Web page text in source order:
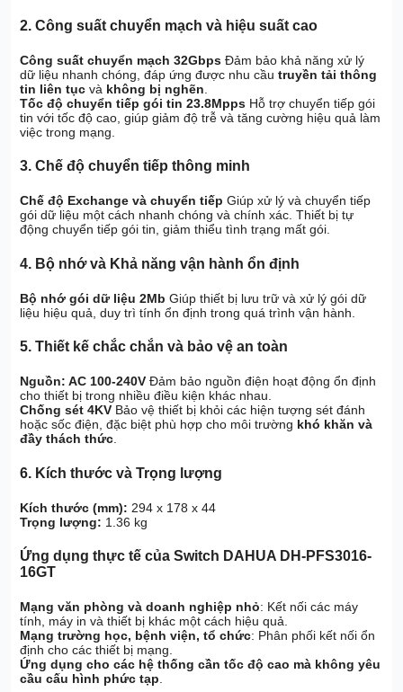
2. Công suất chuyển mạch và hiệu suất cao
Công suất chuyển mạch 32Gbps Đảm bảo khả năng xử lý
dữ liệu nhanh chóng, đáp ứng được nhu cầutruyền tải thông
tin liên tục và không bị nghẽn
Tốc độ chuyển tiếp gói tin 23.8Mpps Hỗ trợ chuyển tiếp gói
tin với tốc độ cao, giúp giảm độ trễ và tăng cường hiệu quả làm
việc trong mạng.
3. Chế độ chuyển tiếp thông minh
Chế độ Exchange và chuyển tiếp Giúp xử lý và chuyển tiếp
gói dữ liệu một cách nhanh chóng và chính xác. Thiết bị tự
động chuyển tiếp gói tin, giảm thiểu tình trạng mất gói.
4. Bộ nhớ và Khả năng vận hành ổn định
Bộ nhớ gói dữ liệu 2Mb Giúp thiết bị lưu trữ và xử lý gói dữ
liệu hiệu quả, duy trì tính ổn định trong quá trình vận hành.
5. Thiết kế chắc chắn và bảo vệ an toàn
Nguồn: AC 100-240V Đảm bảo nguồn điện hoạt động ổn định
cho thiết bị trong nhiều điều kiện khác nhau.
Chống sét 4KV Bảo vệ thiết bị khỏi các hiện tượng sét đánh
hoặc sốc điện, đặc biệt phù hợp cho môi trường khó khăn và
đầy thách thức.
6. Kích thước và Trọng lượng
Kích thước (mm): 294 x 178 x 44
Trọng lượng: 1.36 kg
Ứng dụng thực tế của Switch DAHUA DH-PFS3016-
16GT
Mạng văn phòng và doanh nghiệp nhỏ: Kết nối các máy
tính, máy in và thiết bị khác một cách hiệu quả.
Mạng trường học, bệnh viện, tổ chức: Phân phối kết nối ổn
định cho các thiết bị mạng.
Ứng dụng cho các hệ thống cần tốc độ cao mà không yêu
cầu cấu hình phức tạp.